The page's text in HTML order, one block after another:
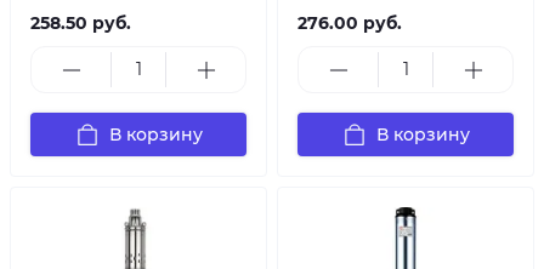
258.50 руб.
В корзину
276.00 руб.
В корзину